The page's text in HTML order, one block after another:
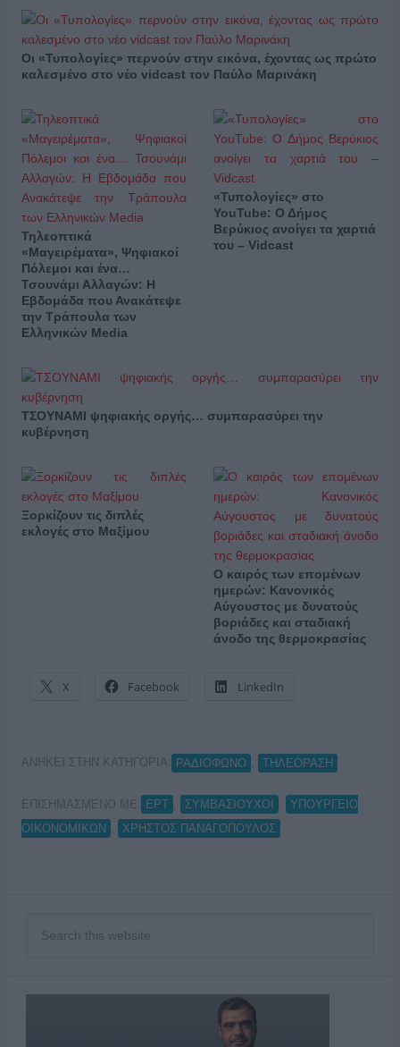
Οι «Τυπολογίες» περνούν στην εικόνα, έχοντας ως πρώτο
καλεσμένο στο νέο vidcast τον Παύλο Μαρινάκη
Τηλεοπτικά
«Μαγειρέματα», Ψηφιακοί
Πόλεμοι και ένα…
Τσουνάμι Αλλαγών: Η
Εβδομάδα που Ανακάτεψε
την Τράπουλα των
Ελληνικών Media
«Τυπολογίες» στο
YouTube: Ο Δήμος
Βερύκιος ανοίγει τα χαρτιά
του – Vidcast
ΤΣΟΥΝΑΜΙ ψηφιακής οργής… συμπαρασύρει την
κυβέρνηση
Ξορκίζουν τις διπλές
εκλογές στο Μαξίμου
Ο καιρός των επομένων
ημερών: Κανονικός
Αύγουστος με δυνατούς
βοριάδες και σταδιακή
άνοδο της θερμοκρασίας
X Facebook LinkedIn
ΑΝΗΚΕΙ ΣΤΗΝ ΚΑΤΗΓΟΡΙΑ: ΡΑΔΙΟΦΩΝΟ ΤΗΛΕΟΡΑΣΗ
ΕΠΙΣΗΜΑΣΜΕΝΟ ΜΕ: ΕΡΤ ΣΥΜΒΑΣΙΟΥΧΟΙ
ΥΠΟΥΡΓΕΙΟ
ΟΙΚΟΝΟΜΙΚΩΝ
ΧΡΗΣΤΟΣ ΠΑΝΑΓΟΠΟΥΛΟΣ